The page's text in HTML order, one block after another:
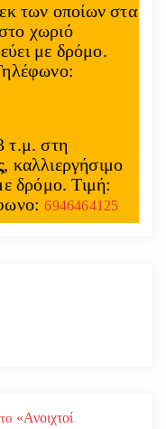
των οποίων στα
χωριό
με δρόμο.
τ.μ. στη
, καλλιεργήσιμο
δρόμο. Τιμή:
6946464125
«Ανοιχτοί